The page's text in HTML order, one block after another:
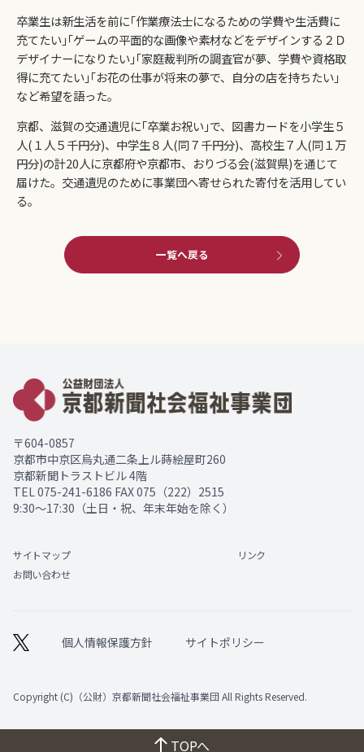
卒業生は新生活を前に｢作業療法士になるための学費や生活費に
充てたい｣｢ゲームの平面的な画像や素材などをデザインする２Ｄ
デザイナーになりたい｣｢家庭裁判所の調査官が夢、学費や資格取
得に充てたい｣｢お花の仕事が将来の夢で、自分の店を持ちたい｣
など希望を語った。
京都、滋賀の交通遺児に｢卒業お祝い｣で、図書カードを小学生５
人(１人５千円分)、中学生８人(同７千円分)、高校生７人(同１万
円分)の計20人に京都府や京都市、おりづる会(滋賀県)を通じて
届けた。交通遺児のために事業団へ寄せられた寄付を活用してい
る。
一覧へ戻る
〒604-0857
京都市中京区烏丸通二条上ル蒔絵屋町260
京都新聞トラストビル 4階
TEL 075-241-6186 FAX 075（222）2515
9:30～17:30（土日・祝、年末年始を除く）
サイトマップ
リンク
お問い合わせ
個人情報保護方針 サイトポリシー
Copyright (C)（公財）京都新聞社会福祉事業団 All Rights Reserved.
TOPへ